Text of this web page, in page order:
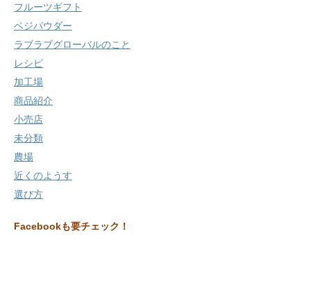
フルーツギフト
ベジパウダー
ラブラブグローバルのこと
レシピ
加工場
商品紹介
小売店
未分類
農場
近くのようす
選び方
Facebookも要チェック！